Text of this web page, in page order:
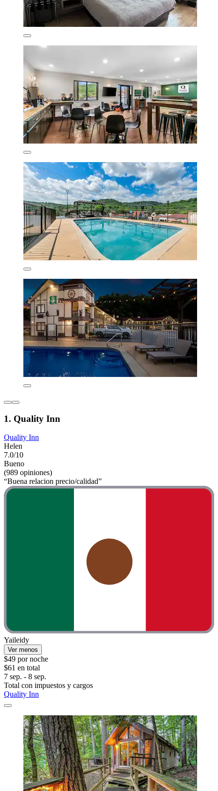
1. Quality Inn
Quality Inn
Helen
7.0/10
Bueno
(989 opiniones)
“Buena relacion precio/calidad”
Yaileidy
Ver menos
$49 por noche
$61 en total
7 sep. - 8 sep.
Total con impuestos y cargos
Quality Inn